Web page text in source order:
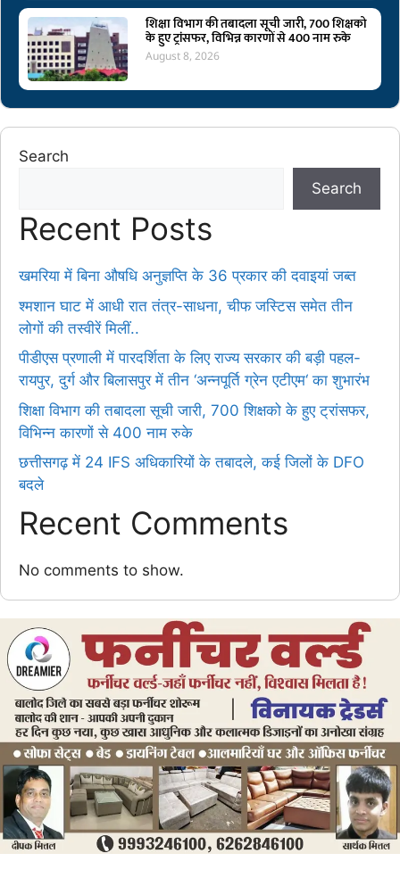
शिक्षा विभाग की तबादला सूची जारी, 700 शिक्षको
के हुए ट्रांसफर, विभिन्न कारणों से 400 नाम रुके
August 8, 2026
Search
Search
Recent Posts
खमरिया में बिना औषधि अनुज्ञप्ति के 36 प्रकार की दवाइयां जब्त
श्मशान घाट में आधी रात तंत्र-साधना, चीफ जस्टिस समेत तीन
लोगों की तस्वीरें मिलीं..
पीडीएस प्रणाली में पारदर्शिता के लिए राज्य सरकार की बड़ी पहल-
रायपुर, दुर्ग और बिलासपुर में तीन ‘अन्नपूर्ति ग्रेन एटीएम‘ का शुभारंभ
शिक्षा विभाग की तबादला सूची जारी, 700 शिक्षको के हुए ट्रांसफर,
विभिन्न कारणों से 400 नाम रुके
छत्तीसगढ़ में 24 IFS अधिकारियों के तबादले, कई जिलों के DFO
बदले
Recent Comments
No comments to show.